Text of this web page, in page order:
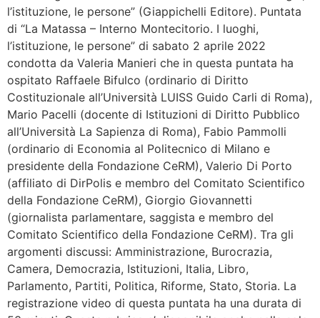
Fondazione CERM – Idee
l’istituzione, le persone” (Giappichelli Editore). Puntata
di “La Matassa – Interno Montecitorio. I luoghi,
l’istituzione, le persone” di sabato 2 aprile 2022
condotta da Valeria Manieri che in questa puntata ha
ospitato Raffaele Bifulco (ordinario di Diritto
Costituzionale all’Università LUISS Guido Carli di Roma),
Mario Pacelli (docente di Istituzioni di Diritto Pubblico
all’Università La Sapienza di Roma), Fabio Pammolli
(ordinario di Economia al Politecnico di Milano e
presidente della Fondazione CeRM), Valerio Di Porto
(affiliato di DirPolis e membro del Comitato Scientifico
della Fondazione CeRM), Giorgio Giovannetti
(giornalista parlamentare, saggista e membro del
Comitato Scientifico della Fondazione CeRM). Tra gli
argomenti discussi: Amministrazione, Burocrazia,
Camera, Democrazia, Istituzioni, Italia, Libro,
Parlamento, Partiti, Politica, Riforme, Stato, Storia. La
registrazione video di questa puntata ha una durata di